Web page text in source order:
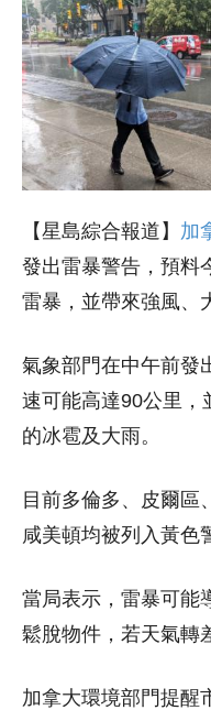
【星島綜合報道】 加
發出雷暴警告，預料
雷暴，並帶來強風、
氣象部門在中午前發
速可能高達90公里，
的冰雹及大雨。
目前多倫多、皮爾區
咸美頓均被列入黃色
當局表示，雷暴可能
鬆脫物件，若天氣轉
加拿大環境部門提醒